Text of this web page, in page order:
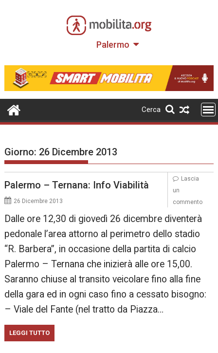
Palermo
Cerca
Giorno: 26 Dicembre 2013
Palermo – Ternana: Info Viabilità
26 Dicembre 2013
Dalle ore 12,30 di giovedì 26 dicembre diventerà
pedonale l’area attorno al perimetro dello stadio
“R. Barbera”, in occasione della partita di calcio
Palermo – Ternana che inizierà alle ore 15,00.
Saranno chiuse al transito veicolare fino alla fine
della gara ed in ogni caso fino a cessato bisogno:
– Viale del Fante (nel tratto da Piazza…
LEGGI TUTTO
Lascia
un
commento